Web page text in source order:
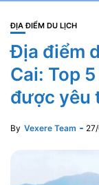
ĐỊA ĐIỂM DU LỊCH
Địa điểm
Cai: Top
được yêu
By Vexere Team